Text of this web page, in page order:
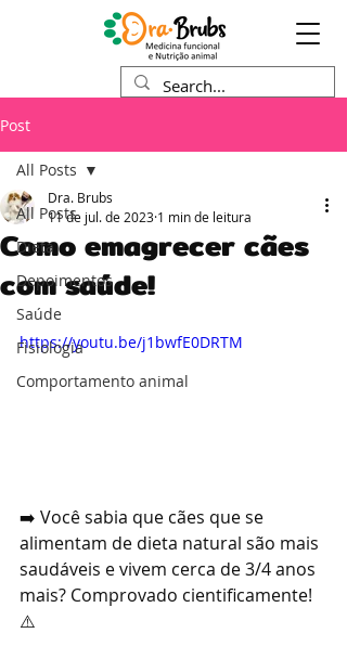
Post
All Posts
Dieta
Depoimentos
Saúde
Fisiologia
Comportamento animal
All Posts
Como emagrecer cães
com saúde!
Dra. Brubs
11 de jul. de 2023 1 min de leitura
https://youtu.be/j1bwfE0DRTM
➡️ Você sabia que cães que se
alimentam de dieta natural são mais
saudáveis e vivem cerca de 3/4 anos
mais? Comprovado cientificamente!
⚠️